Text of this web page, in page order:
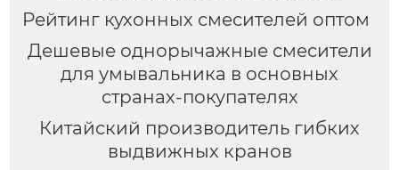
Рейтинг кухонных смесителей оптом
Дешевые однорычажные смесители
для умывальника в основных
странах-покупателях
Китайский производитель гибких
выдвижных кранов